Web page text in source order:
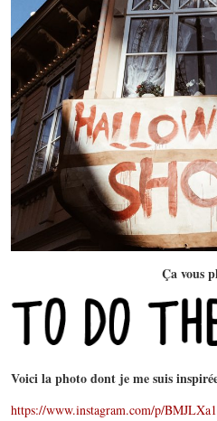
Ça vous
Voici la photo dont je me suis
https://www.instagram.com/p/